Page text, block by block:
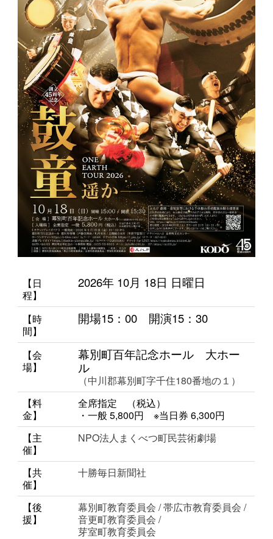
【日
程】
2026年 10月 18日 日曜日
【時
間】
開場15：00 開演15：30
【会
場】
幕別町百年記念ホール 大ホー
ル
（中川郡幕別町字千住180番地の１）
【料
金】
全席指定 （税込）
・一般 5,800円 ※当日券 6,300円
【主
催】
NPO法人まくべつ町民芸術劇場
【共
催】
十勝毎日新聞社
【後
援】
幕別町教育委員会 / 帯広市教育委員会 /
音更町教育委員会 /
芽室町教育委員会